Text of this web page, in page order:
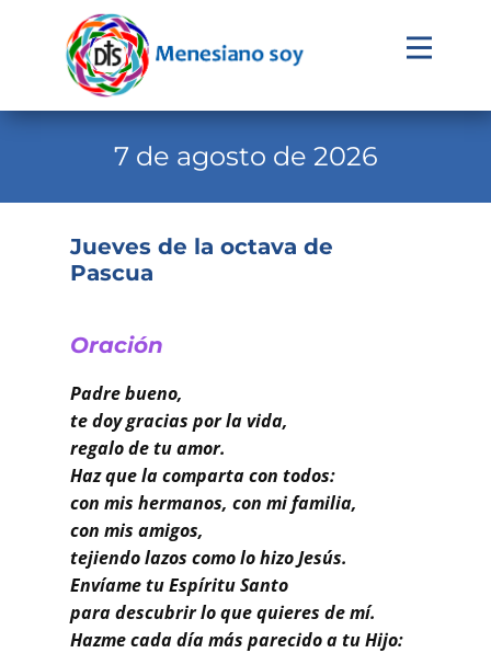
Evangelio
Institucional
Pastoral Vocacional
Recursos
Contacto
Buscar
7 de agosto de 2026
Jueves de la octava de
Pascua
Oración
Padre bueno,
te doy gracias por la vida,
regalo de tu amor.
Haz que la comparta con todos:
con mis hermanos, con mi familia,
con mis amigos,
tejiendo lazos como lo hizo Jesús.
Envíame tu Espíritu Santo
para descubrir lo que quieres de mí.
Hazme cada día más parecido a tu Hijo: